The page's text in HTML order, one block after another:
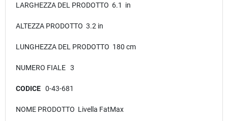
LARGHEZZA DEL PRODOTTO 6.1 in
ALTEZZA PRODOTTO 3.2 in
LUNGHEZZA DEL PRODOTTO 180 cm
NUMERO FIALE 3
CODICE 0-43-681
NOME PRODOTTO Livella FatMax